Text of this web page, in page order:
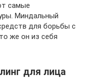
самые
Миндальный
для борьбы с
же он из себя
для лица